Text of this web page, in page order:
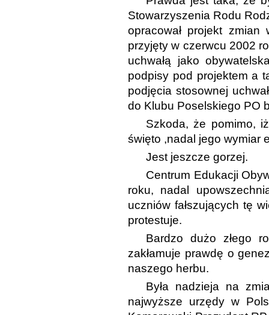
Stowarzyszenia Rodu
opracował projekt
przyjęty w czerwcu 2002
uchwałą jako
podpisy pod projektem a
podjęcia stosownej
do Klubu Poselskiego PO
Szkoda, że pomimo,
święto ,nadal jego wymiar
Jest jeszcze gorzej.
Centrum Edukacji
roku, nadal
uczniów fałszujących tę
protestuje.
Bardzo dużo złego
zakłamuje prawdę o
naszego herbu.
Była nadzieja na
najwyższe urzędy w